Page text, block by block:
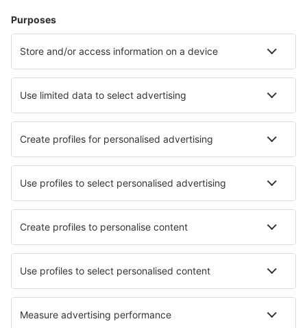
Vlucht+hotel
Hotels
Parkeren
Transfers
Attracties
Kom meer te weten
Mobiele app
Luchtvaartmaatschappijen
KLM
Ryanair
Air France
Wizz Air
Transavia
Over eSky